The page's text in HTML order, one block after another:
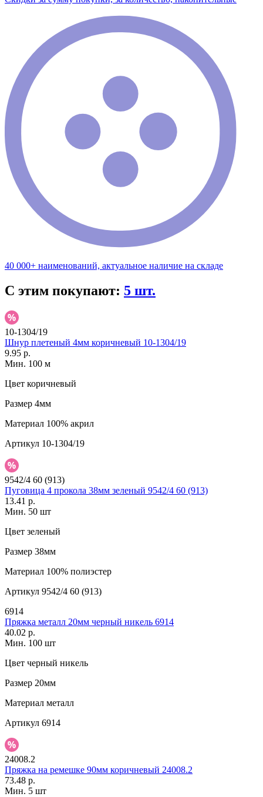
40 000+ наименований, актуальное наличие на складе
С этим покупают: 5 шт.
10-1304/19
Шнур плетеный 4мм коричневый 10-1304/19
9.95 р.
Мин. 100 м
Цвет коричневый
Размер 4мм
Материал 100% акрил
Артикул 10-1304/19
9542/4 60 (913)
Пуговица 4 прокола 38мм зеленый 9542/4 60 (913)
13.41 р.
Мин. 50 шт
Цвет зеленый
Размер 38мм
Материал 100% полиэстер
Артикул 9542/4 60 (913)
6914
Пряжка металл 20мм черный никель 6914
40.02 р.
Мин. 100 шт
Цвет черный никель
Размер 20мм
Материал металл
Артикул 6914
24008.2
Пряжка на ремешке 90мм коричневый 24008.2
73.48 р.
Мин. 5 шт